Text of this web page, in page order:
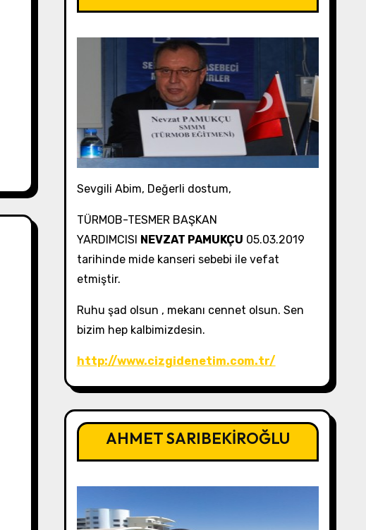
Sevgili Abim, Değerli dostum,
TÜRMOB-TESMER BAŞKAN
YARDIMCISI NEVZAT PAMUKÇU 05.03.2019
tarihinde mide kanseri sebebi ile vefat
etmiştir.
Ruhu şad olsun , mekanı cennet olsun. Sen
bizim hep kalbimizdesin.
http://www.cizgidenetim.com.tr/
AHMET SARIBEKİROĞLU